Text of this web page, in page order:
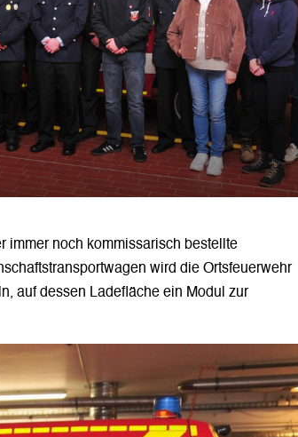
immer noch kommissarisch bestellte
wird die Ortsfeuerwehr
auf dessen Ladefläche ein Modul zur